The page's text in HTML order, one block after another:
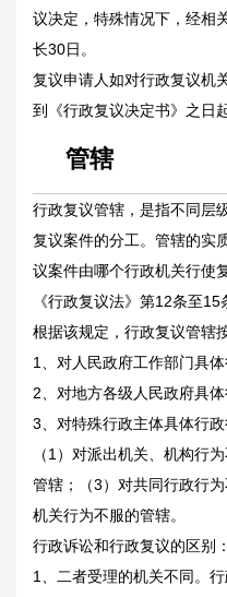
议决定，特殊情况下，经相
长30日。
复议申请人如对行政复议机
到《行政复议决定书》之日
管辖
行政复议管辖，是指不同层
复议案件的分工。管辖的实
议案件由哪个行政机关行使
《行政复议法》第12条至
根据该规定，行政复议管辖
1、对人民政府工作部门具
2、对地方各级人民政府具
3、对特殊行政主体具体行政
（1）对派出机关、机构行
管辖；（3）对共同行政行
机关行为不服的管辖。
行政诉讼和行政复议的区别：
1、二者受理的机关不同。